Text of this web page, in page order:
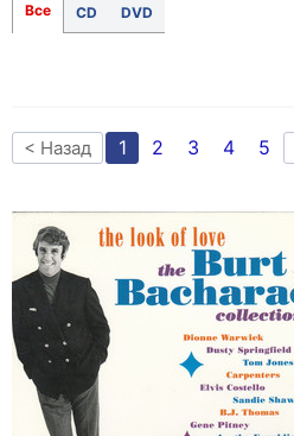
Все CD DVD
< Назад 1 2 3 4 5